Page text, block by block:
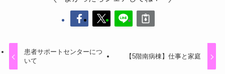
患者サポートセンターにつ
いて
【5階南病棟】仕事と家庭